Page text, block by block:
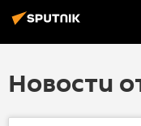
Новости